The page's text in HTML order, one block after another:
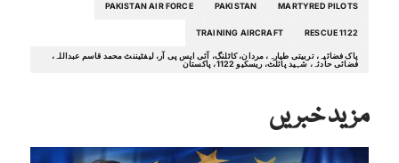
MARTYRED PILOTS
PAKISTAN
PAKISTAN AIR FORCE
RESCUE 1122
TRAINING AIRCRAFT
پاک فضائیہ، تربیتی طیارہ، مردان، کاٹلنگ، آئی ایس پی آر، لیفٹیننٹ محمد قاسم عبداللہ،
فضائی حادثہ، شہید پائلٹ، ریسکیو 1122، پاکستان
مزید خبریں